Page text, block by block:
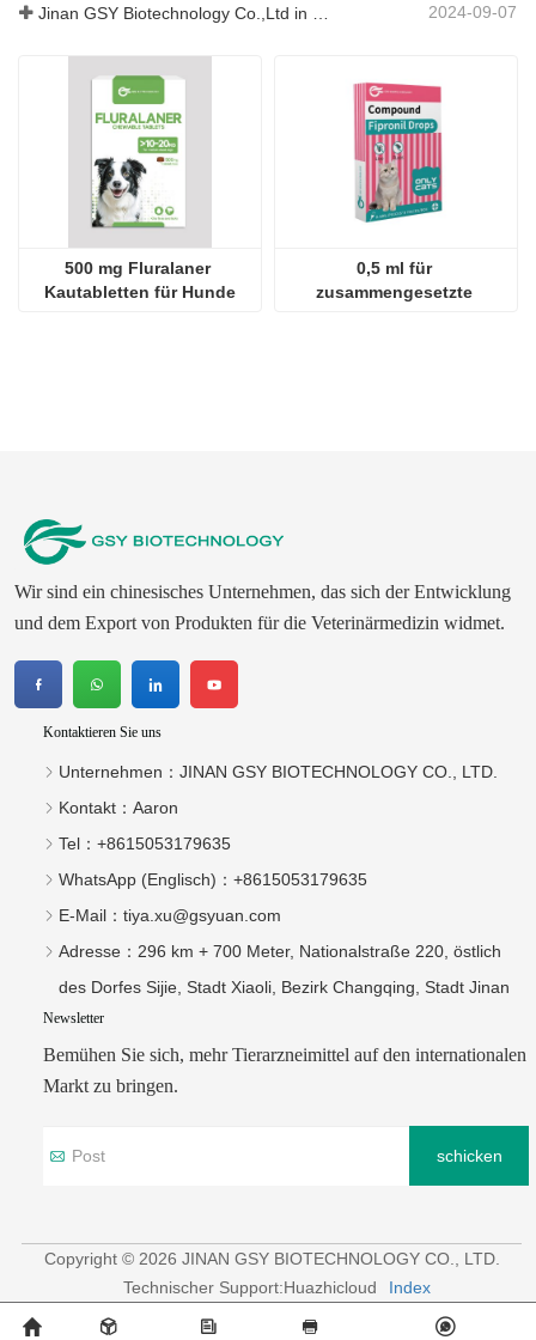
2024-09-07
500 mg Fluralaner
Kautabletten für Hunde
0,5 ml für
zusammengesetzte
Wir sind ein chinesisches Unternehmen, das sich der Entwicklung
und dem Export von Produkten für die Veterinärmedizin widmet.
Kontaktieren Sie uns
Unternehmen： JINAN GSY BIOTECHNOLOGY CO., LTD.
Kontakt： Aaron
Tel： +8615053179635‬
WhatsApp (Englisch)： +8615053179635
E-Mail： tiya.xu@gsyuan.com
Adresse： 296 km + 700 Meter, Nationalstraße 220, östlich
des Dorfes Sijie, Stadt Xiaoli, Bezirk Changqing, Stadt Jinan
Newsletter
Bemühen Sie sich, mehr Tierarzneimittel auf den internationalen
Markt zu bringen.
schicken
Copyright © 2026 JINAN GSY BIOTECHNOLOGY CO., LTD.
Technischer Support:Huazhicloud
Index